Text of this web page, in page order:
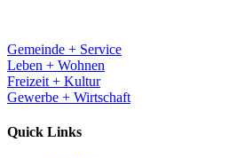
Gemeinde + Service
Leben + Wohnen
Freizeit + Kultur
Gewerbe + Wirtschaft
Quick Links